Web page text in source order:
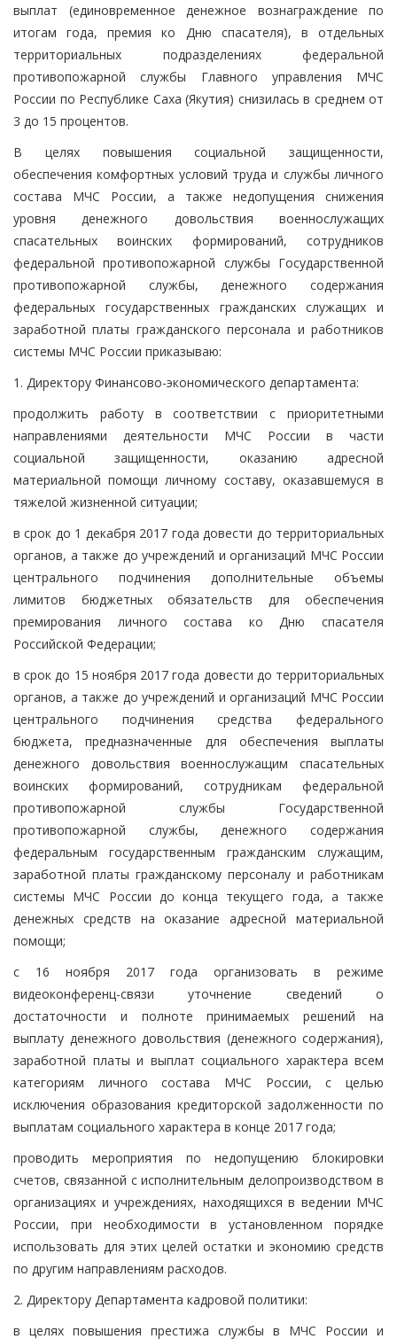
выплат (единовременное денежное вознаграждение по
итогам года, премия ко Дню спасателя), в отдельных
территориальных подразделениях федеральной
противопожарной службы Главного управления МЧС
России по Республике Саха (Якутия) снизилась в среднем от
3 до 15 процентов.
В целях повышения социальной защищенности,
обеспечения комфортных условий труда и службы личного
состава МЧС России, а также недопущения снижения
уровня денежного довольствия военнослужащих
спасательных воинских формирований, сотрудников
федеральной противопожарной службы Государственной
противопожарной службы, денежного содержания
федеральных государственных гражданских служащих и
заработной платы гражданского персонала и работников
системы МЧС России приказываю:
1. Директору Финансово-экономического департамента:
продолжить работу в соответствии с приоритетными
направлениями деятельности МЧС России в части
социальной защищенности, оказанию адресной
материальной помощи личному составу, оказавшемуся в
тяжелой жизненной ситуации;
в срок до 1 декабря 2017 года довести до территориальных
органов, а также до учреждений и организаций МЧС России
центрального подчинения дополнительные объемы
лимитов бюджетных обязательств для обеспечения
премирования личного состава ко Дню спасателя
Российской Федерации;
в срок до 15 ноября 2017 года довести до территориальных
органов, а также до учреждений и организаций МЧС России
центрального подчинения средства федерального
бюджета, предназначенные для обеспечения выплаты
денежного довольствия военнослужащим спасательных
воинских формирований, сотрудникам федеральной
противопожарной службы Государственной
противопожарной службы, денежного содержания
федеральным государственным гражданским служащим,
заработной платы гражданскому персоналу и работникам
системы МЧС России до конца текущего года, а также
денежных средств на оказание адресной материальной
помощи;
с 16 ноября 2017 года организовать в режиме
видеоконференц-связи уточнение сведений о
достаточности и полноте принимаемых решений на
выплату денежного довольствия (денежного содержания),
заработной платы и выплат социального характера всем
категориям личного состава МЧС России, с целью
исключения образования кредиторской задолженности по
выплатам социального характера в конце 2017 года;
проводить мероприятия по недопущению блокировки
счетов, связанной с исполнительным делопроизводством в
организациях и учреждениях, находящихся в ведении МЧС
России, при необходимости в установленном порядке
использовать для этих целей остатки и экономию средств
по другим направлениям расходов.
2. Директору Департамента кадровой политики:
в целях повышения престижа службы в МЧС России и